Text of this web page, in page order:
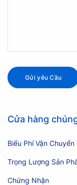
Cửa hàng
Biểu Phí Vận Chuyển
Trọng Lượng Sản
Chứng Nhận